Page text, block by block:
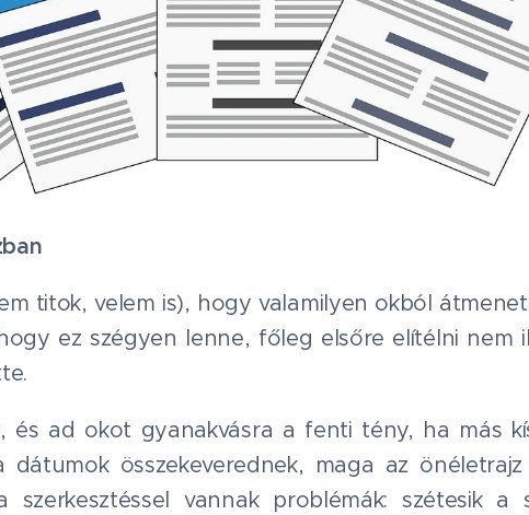
titok, velem is), hogy valamilyen okból
ez szégyen lenne, főleg elsőre elítélni nem
és ad okot gyanakvásra a fenti tény, ha más
dátumok összekeverednek, maga az önéletrajz
vannak problémák: szétesik a